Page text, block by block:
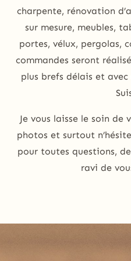
charpente, rénovation
sur mesure, meubles,
portes, vélux, pergolas,
commandes seront
plus brefs délais et
Je vous laisse le soin de
photos et surtout
pour toutes questions,
ravi de